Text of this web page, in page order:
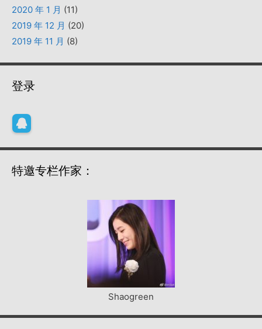
2020 年 1 月 (11)
2019 年 12 月 (20)
2019 年 11 月 (8)
登录
特邀专栏作家：
Shaogreen